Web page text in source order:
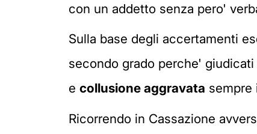
con un addetto senza pero'
Sulla base degli accertamenti
secondo grado perche'
e collusione aggravata sempre
Ricorrendo in Cassazione